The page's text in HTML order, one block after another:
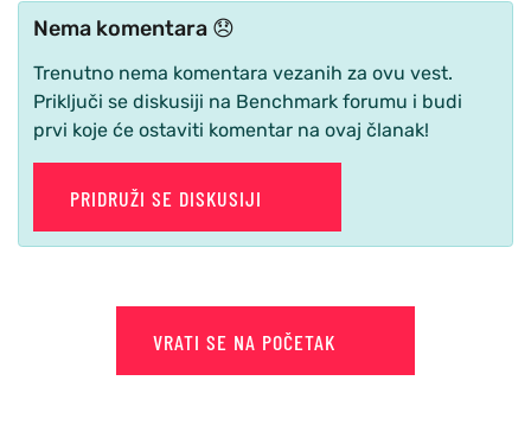
Nema komentara 😞
Trenutno nema komentara vezanih za ovu vest.
Priključi se diskusiji na Benchmark forumu i budi
prvi koje će ostaviti komentar na ovaj članak!
PRIDRUŽI SE DISKUSIJI
VRATI SE NA POČETAK